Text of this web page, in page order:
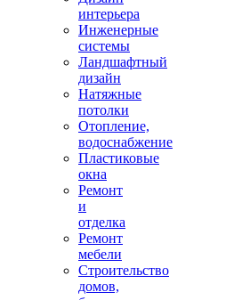
интерьера
Инженерные
системы
Ландшафтный
дизайн
Натяжные
потолки
Отопление,
водоснабжение
Пластиковые
окна
Ремонт
и
отделка
Ремонт
мебели
Строительство
домов,